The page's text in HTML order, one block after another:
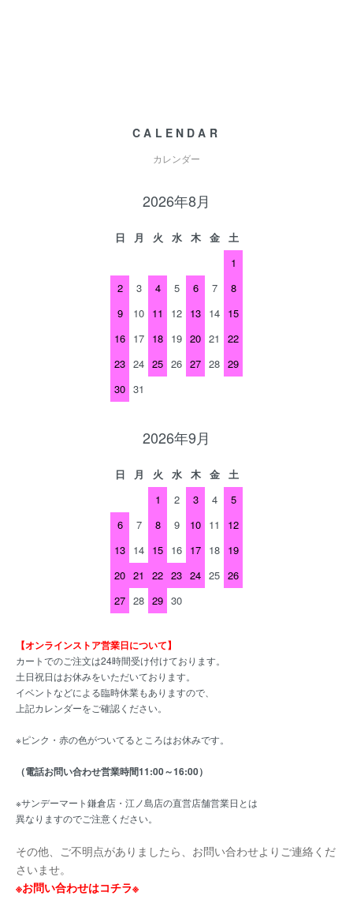
CALENDAR
カレンダー
2026年8月
日 月 火 水 木 金
土
1
2
3 4 5 6 7
8
9
10 11 12 13 14 15
16 17 18 19 20 21
22
23 24 25 26 27 28 29
30 31
2026年9月
日 月 火 水 木 金
土
1
2 3 4
5
6
7 8 9 10 11
12
13 14 15 16 17 18 19
20 21 22 23 24 25 26
27 28 29 30
【オンラインストア営業日について】
カートでのご注文は24時間受け付けております。
土日祝日はお休みをいただいております。
イベントなどによる臨時休業もありますので、
上記カレンダーをご確認ください。
※ピンク・赤の色がついてるところはお休みです。
（電話お問い合わせ営業時間11:00～16:00）
※サンデーマート鎌倉店・江ノ島店の直営店舗営業日とは
異なりますのでご注意ください。
その他、ご不明点がありましたら、お問い合わせよりご連絡くだ
さいませ。
※お問い合わせはコチラ※